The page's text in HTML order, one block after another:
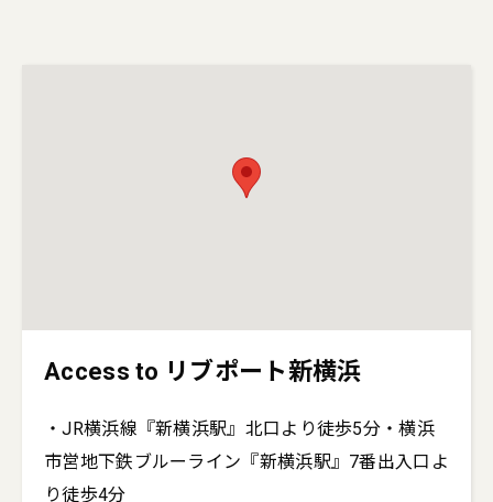
Access to リブポート新横浜
・JR横浜線『新横浜駅』北口より徒歩5分・横浜
市営地下鉄ブルーライン『新横浜駅』7番出入口よ
り徒歩4分